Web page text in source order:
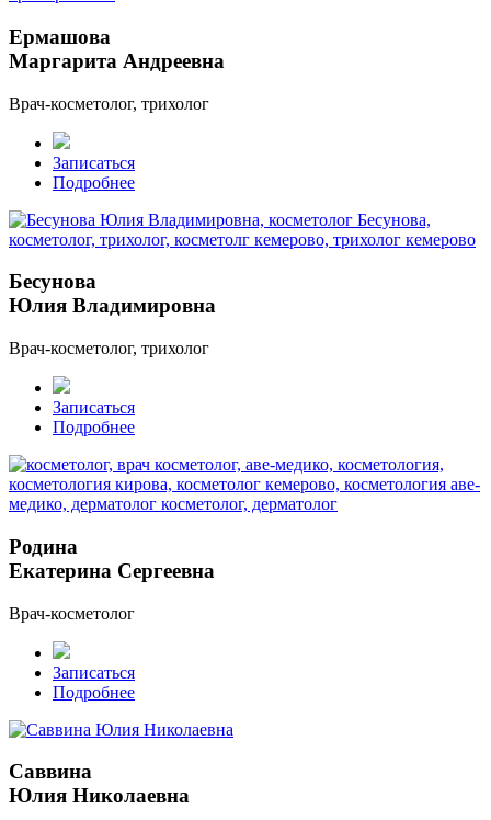
Ермашова
Маргарита Андреевна
Врач-косметолог, трихолог
Записаться
Подробнее
Бесунова
Юлия Владимировна
Врач-косметолог, трихолог
Записаться
Подробнее
Родина
Екатерина Сергеевна
Врач-косметолог
Записаться
Подробнее
Саввина
Юлия Николаевна